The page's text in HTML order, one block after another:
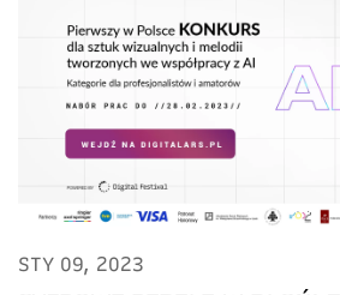
STY 09, 2023